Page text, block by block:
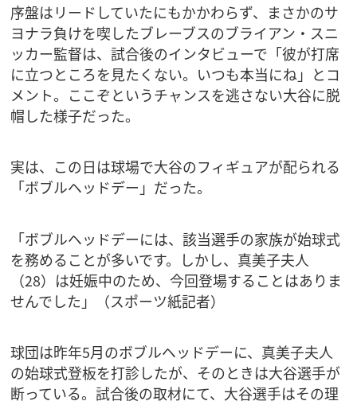
序盤はリードしていたにもかかわらず、まさかのサ
ヨナラ負けを喫したブレーブスのブライアン・スニ
ッカー監督は、試合後のインタビューで「彼が打席
に立つところを見たくない。いつも本当にね」とコ
メント。ここぞというチャンスを逃さない大谷に脱
帽した様子だった。
実は、この日は球場で大谷のフィギュアが配られる
「ボブルヘッドデー」だった。
「ボブルヘッドデーには、該当選手の家族が始球式
を務めることが多いです。しかし、真美子夫人
（28）は妊娠中のため、今回登場することはありま
せんでした」（スポーツ紙記者）
球団は昨年5月のボブルヘッドデーに、真美子夫人
の始球式登板を打診したが、そのときは大谷選手が
断っている。試合後の取材にて、大谷選手はその理